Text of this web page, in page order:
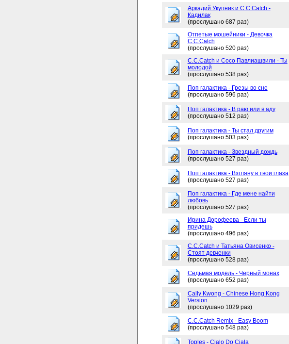
Аркадий Укупник и C.C.Catch -
Кадилак
(прослушано 687 раз)
Отпетые мошейники - Девочка
C.C.Catch
(прослушано 520 раз)
C.C.Catch и Сосо Павлиашвили - Ты
молодой
(прослушано 538 раз)
Поп галактика - Грезы во сне
(прослушано 596 раз)
Поп галактика - В раю или в аду
(прослушано 512 раз)
Поп галактика - Ты стал другим
(прослушано 503 раз)
Поп галактика - Звездный дождь
(прослушано 527 раз)
Поп галактика - Взгляну в твои глаза
(прослушано 527 раз)
Поп галактика - Где мене найти
любовь
(прослушано 527 раз)
Ирина Дорофеева - Если ты
придешь
(прослушано 496 раз)
C.C.Catch и Татьяна Овисенко -
Стоят девченки
(прослушано 528 раз)
Седьмая модель - Черный монах
(прослушано 652 раз)
Cally Kwong - Chinese Hong Kong
Version
(прослушано 1029 раз)
C.C.Catch Remix - Easy Boom
(прослушано 548 раз)
Toples - Cialo Do Ciala